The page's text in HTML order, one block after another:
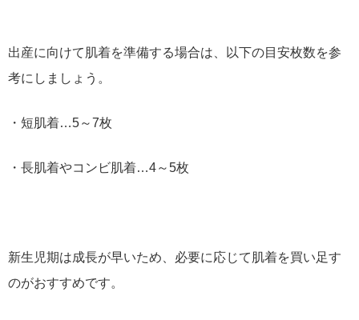
出産に向けて肌着を準備する場合は、以下の目安枚数を参
考にしましょう。
・短肌着…5～7枚
・長肌着やコンビ肌着…4～5枚
新生児期は成長が早いため、必要に応じて肌着を買い足す
のがおすすめです。